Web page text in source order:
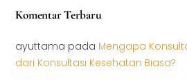
Komentar Terbaru
ayuttama pada Mengapa
dari Konsultasi Kesehatan Biasa?